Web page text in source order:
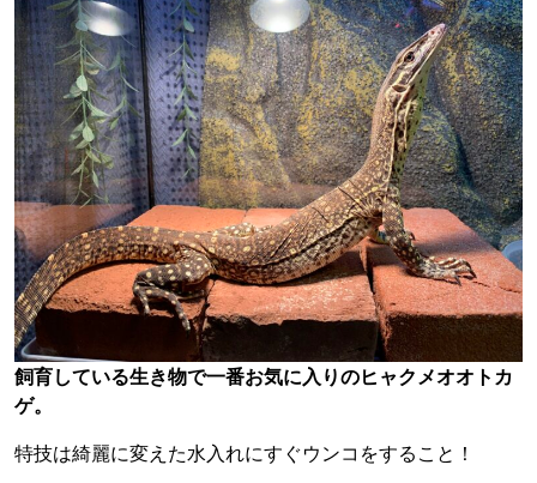
飼育している生き物で一番お気に入りのヒャクメオオトカ
ゲ。
特技は綺麗に変えた水入れにすぐウンコをすること！